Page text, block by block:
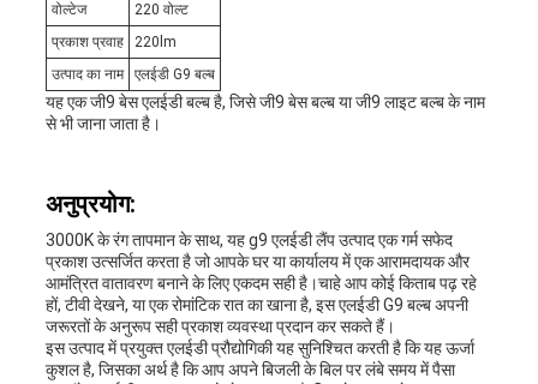
वोल्टेज
220 वोल्ट
प्रकाश प्रवाह
220lm
उत्पाद का नाम
एलईडी G9 बल्ब
यह एक जी9 बेस एलईडी बल्ब है, जिसे जी9 बेस बल्ब या जी9 लाइट बल्ब के नाम
से भी जाना जाता है।
अनुप्रयोग:
3000K के रंग तापमान के साथ, यह g9 एलईडी लैंप उत्पाद एक गर्म सफेद
प्रकाश उत्सर्जित करता है जो आपके घर या कार्यालय में एक आरामदायक और
आमंत्रित वातावरण बनाने के लिए एकदम सही है।चाहे आप कोई किताब पढ़ रहे
हों, टीवी देखने, या एक रोमांटिक रात का खाना है, इस एलईडी G9 बल्ब अपनी
जरूरतों के अनुरूप सही प्रकाश व्यवस्था प्रदान कर सकते हैं।
इस उत्पाद में प्रयुक्त एलईडी प्रौद्योगिकी यह सुनिश्चित करती है कि यह ऊर्जा
कुशल है, जिसका अर्थ है कि आप अपने बिजली के बिल पर लंबे समय में पैसा